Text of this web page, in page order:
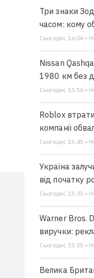
Три знаки
часом: кому
Сьогодні, 16:06 •
Nissan
1980 км без
Сьогодні, 15:56 •
Roblox
компанії
Сьогодні, 15:45 •
Україна
від початку
Сьогодні, 15:35 •
Warner Bros.
виручки:
Сьогодні, 15:25 •
Велика